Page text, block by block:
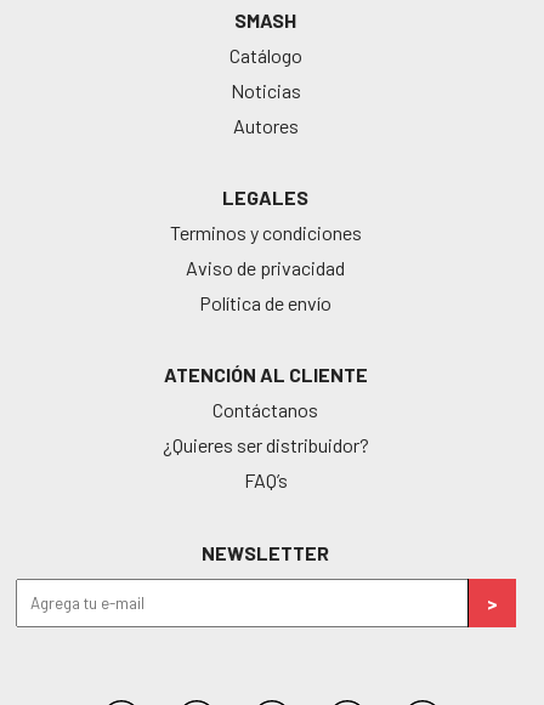
SMASH
Catálogo
Noticias
Autores
LEGALES
Terminos y condiciones
Aviso de privacidad
Política de envío
ATENCIÓN AL CLIENTE
Contáctanos
¿Quieres ser distribuidor?
FAQ’s
NEWSLETTER